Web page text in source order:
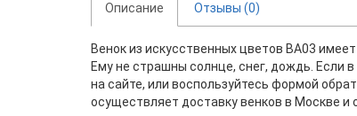
Описание Отзывы (0)
Венок из искусственных цветов ВА03
Ему не страшны солнце, снег, дождь. Если
на сайте, или воспользуйтесь формой
осуществляет доставку венков в Москве и